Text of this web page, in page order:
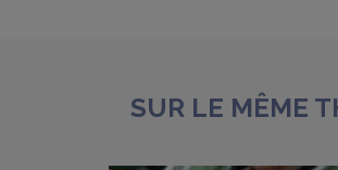
SUR LE MÊME